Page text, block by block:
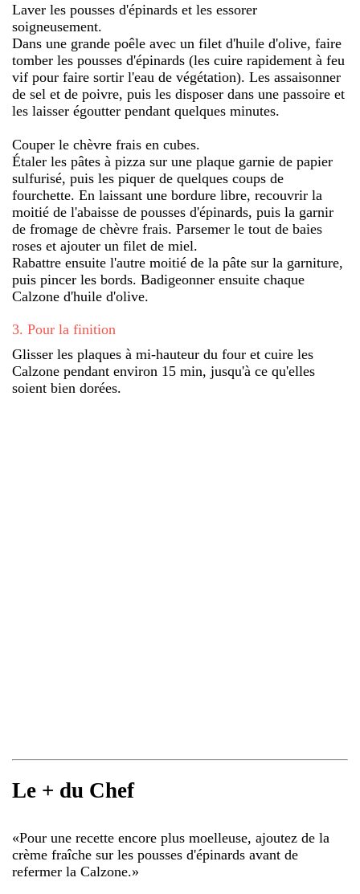
Laver les pousses d'épinards et les essorer
soigneusement.
Dans une grande poêle avec un filet d'huile d'olive, faire
tomber les pousses d'épinards (les cuire rapidement à feu
vif pour faire sortir l'eau de végétation). Les assaisonner
de sel et de poivre, puis les disposer dans une passoire et
les laisser égoutter pendant quelques minutes.
Couper le chèvre frais en cubes.
Étaler les pâtes à pizza sur une plaque garnie de papier
sulfurisé, puis les piquer de quelques coups de
fourchette. En laissant une bordure libre, recouvrir la
moitié de l'abaisse de pousses d'épinards, puis la garnir
de fromage de chèvre frais. Parsemer le tout de baies
roses et ajouter un filet de miel.
Rabattre ensuite l'autre moitié de la pâte sur la garniture,
puis pincer les bords. Badigeonner ensuite chaque
Calzone d'huile d'olive.
3. Pour la finition
Glisser les plaques à mi-hauteur du four et cuire les
Calzone pendant environ 15 min, jusqu'à ce qu'elles
soient bien dorées.
Le + du Chef
«Pour une recette encore plus moelleuse, ajoutez de la
crème fraîche sur les pousses d'épinards avant de
refermer la Calzone.»